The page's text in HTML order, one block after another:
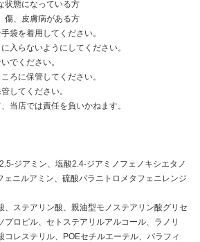
状態になっている方
傷、皮膚病がある方
袋を着用してください。
入らないようにしてください。
でください。
ろに保管してください。
してください。
当店では責任を負いかねます。
ジアミン、塩酸2.4-ジアミノフェノキシエタノ
ェニルアミン、硫酸パラニトロメタフェニレンジ
、ステアリン酸、親油型モノステアリン酸グリセ
プロピル、セトステアリルアルコール、ラノリ
コレステリル、POEセチルエーテル、パラフィ